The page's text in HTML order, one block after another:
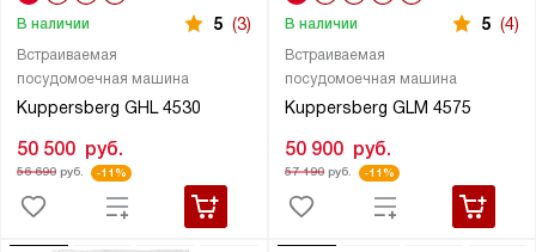
Встраиваемая
посудомоечная машина
Kuppersberg GHL 4530
В наличии 5 (3)
50 500 руб.
56 690руб. -11%
Встраиваемая
посудомоечная машина
Kuppersberg GLM 4575
В наличии 5 (4)
50 900 руб.
57 190руб. -11%